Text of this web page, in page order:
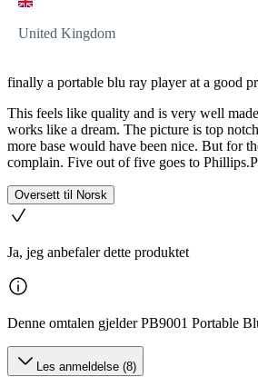
United Kingdom
finally a portable blu ray player at a good
This feels like quality and is very well
works like a dream. The picture is top
more base would have been nice. But for
complain. Five out of five goes to
Oversett til Norsk
Ja, jeg anbefaler dette produktet
Denne omtalen gjelder PB9001 Portable
Les anmeldelse (8)